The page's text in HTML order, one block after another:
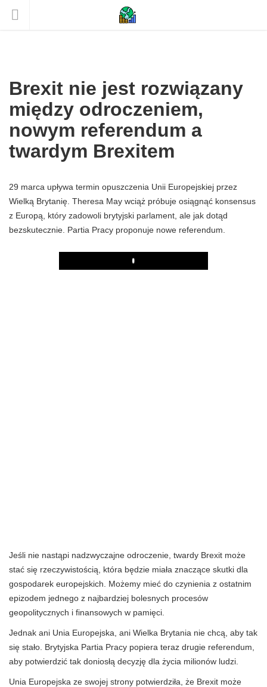
Brexit nie jest rozwiązany
między odroczeniem,
nowym referendum a
twardym Brexitem
29 marca upływa termin opuszczenia Unii Europejskiej przez
Wielką Brytanię. Theresa May wciąż próbuje osiągnąć konsensus
z Europą, który zadowoli brytyjski parlament, ale jak dotąd
bezskutecznie. Partia Pracy proponuje nowe referendum.
Play
Jeśli nie nastąpi nadzwyczajne odroczenie, twardy Brexit może
stać się rzeczywistością, która będzie miała znaczące skutki dla
gospodarek europejskich. Możemy mieć do czynienia z ostatnim
epizodem jednego z najbardziej bolesnych procesów
geopolitycznych i finansowych w pamięci.
Jednak ani Unia Europejska, ani Wielka Brytania nie chcą, aby tak
się stało. Brytyjska Partia Pracy popiera teraz drugie referendum,
aby potwierdzić tak doniosłą decyzję dla życia milionów ludzi.
Unia Europejska ze swojej strony potwierdziła, że ​​Brexit może